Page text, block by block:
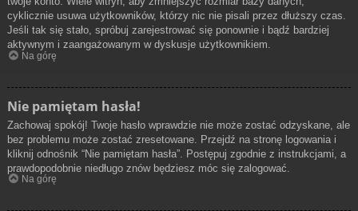
cyklicznie usuwa użytkowników, którzy nic nie pisali przez dłuższy czas.
Jeśli tak się stało, spróbuj zarejestrować się ponownie i bądź bardziej
aktywnym i zaangażowanym w dyskusje użytkownikiem.
Na górę
Nie pamiętam hasła!
Zachowaj spokój! Twoje hasło wprawdzie nie może zostać odzyskane, ale
bez problemu może zostać zresetowane. Przejdź na stronę logowania i
kliknij odnośnik “Nie pamiętam hasła”. Postępuj zgodnie z instrukcjami, a
prawdopodobnie niedługo znów będziesz móc się zalogować.
Na górę